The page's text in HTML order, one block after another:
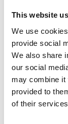
This website
We use
provide social
We also share
our social
may combine it
provided to
of their